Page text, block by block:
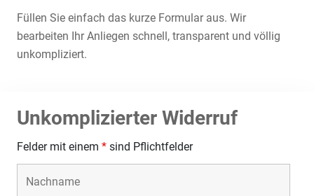
Füllen Sie einfach das kurze Formular aus. Wir
bearbeiten Ihr Anliegen schnell, transparent und völlig
unkompliziert.
Unkomplizierter Widerruf
Felder mit einem * sind Pflichtfelder